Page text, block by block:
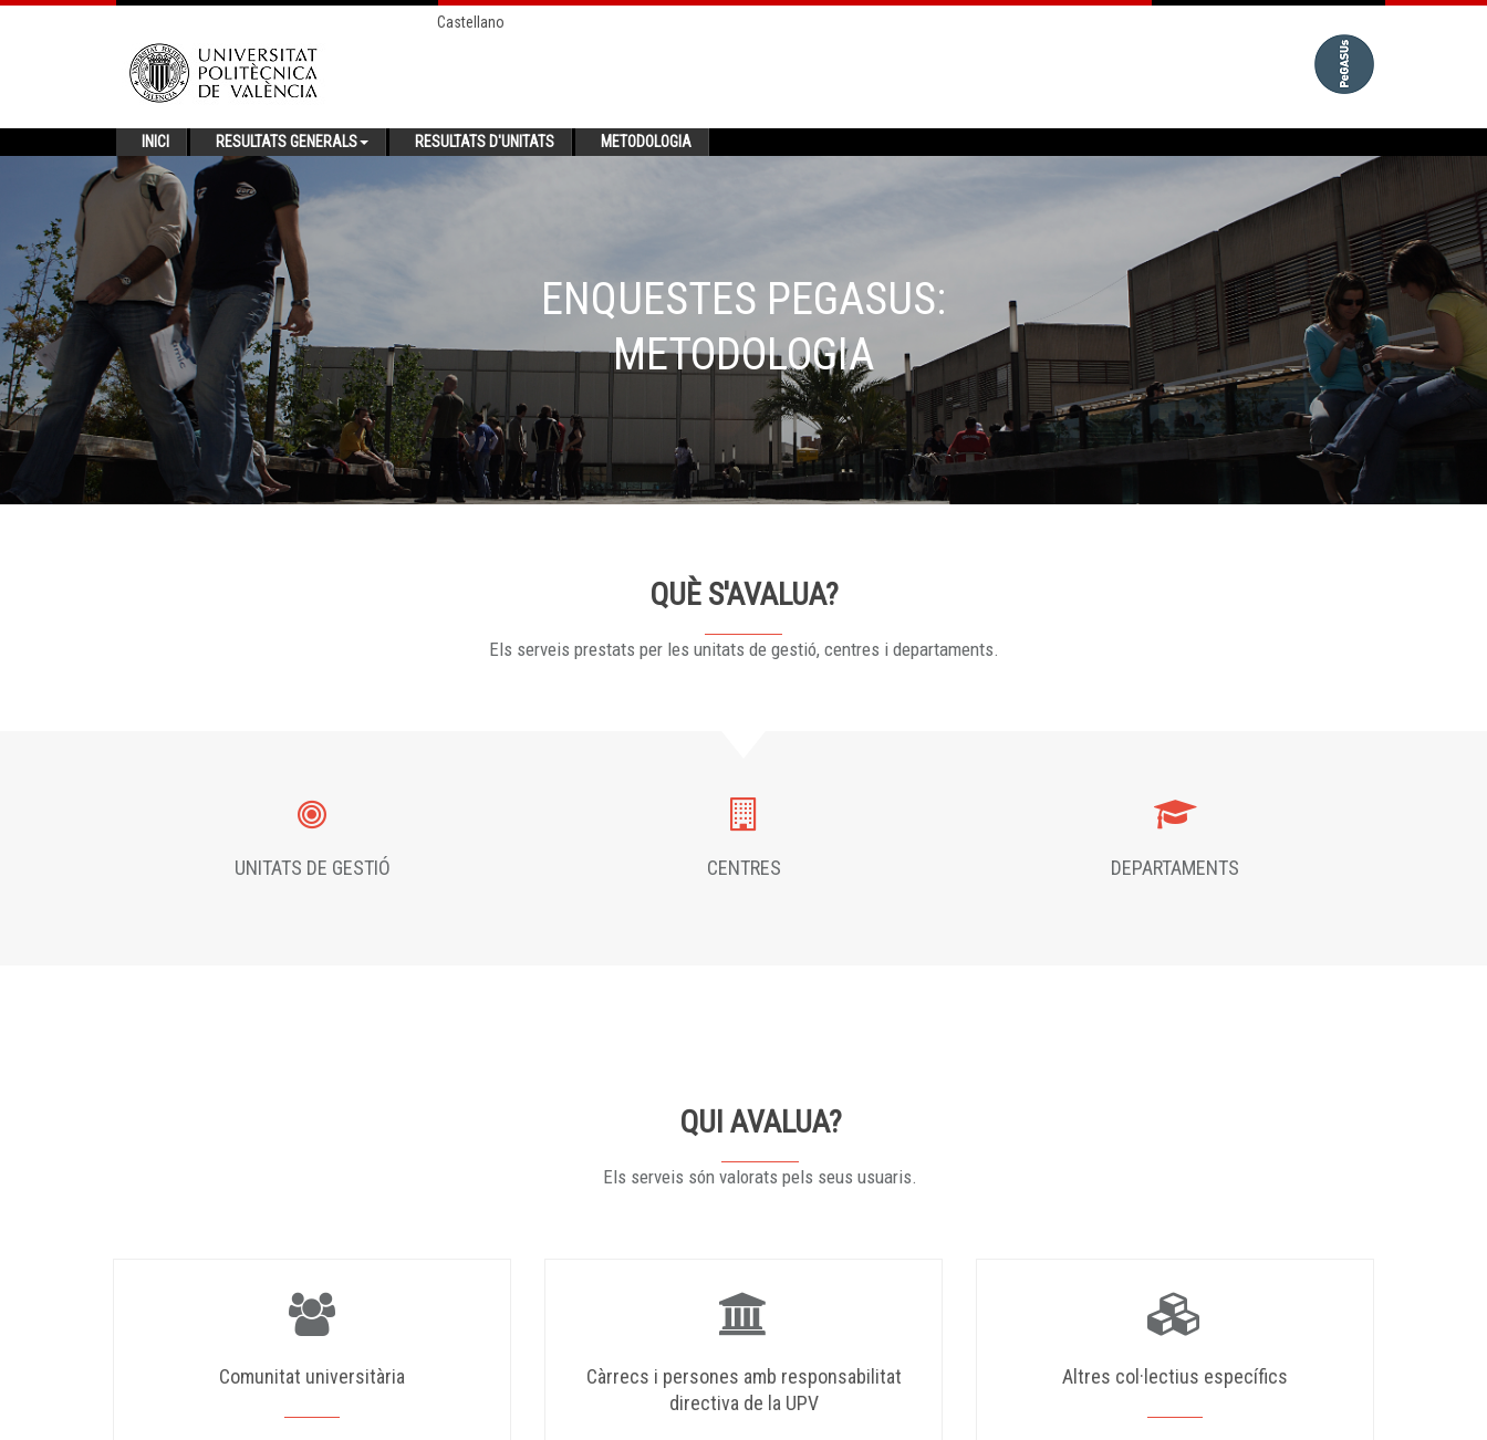
Castellano
INICI RESULTATS GENERALS RESULTATS D'UNITATS METODOLOGIA
ENQUESTES PEGASUS:
METODOLOGIA
QUÈ S'AVALUA?
Els serveis prestats per les unitats de gestió, centres i departaments.
UNITATS DE GESTIÓ CENTRES DEPARTAMENTS
QUI AVALUA?
Els serveis són valorats pels seus usuaris.
Comunitat universitària
Càrrecs i persones amb responsabilitat
directiva de la UPV
Altres col·lectius específics